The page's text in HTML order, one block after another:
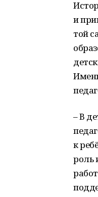
и
той
– В
к
роль